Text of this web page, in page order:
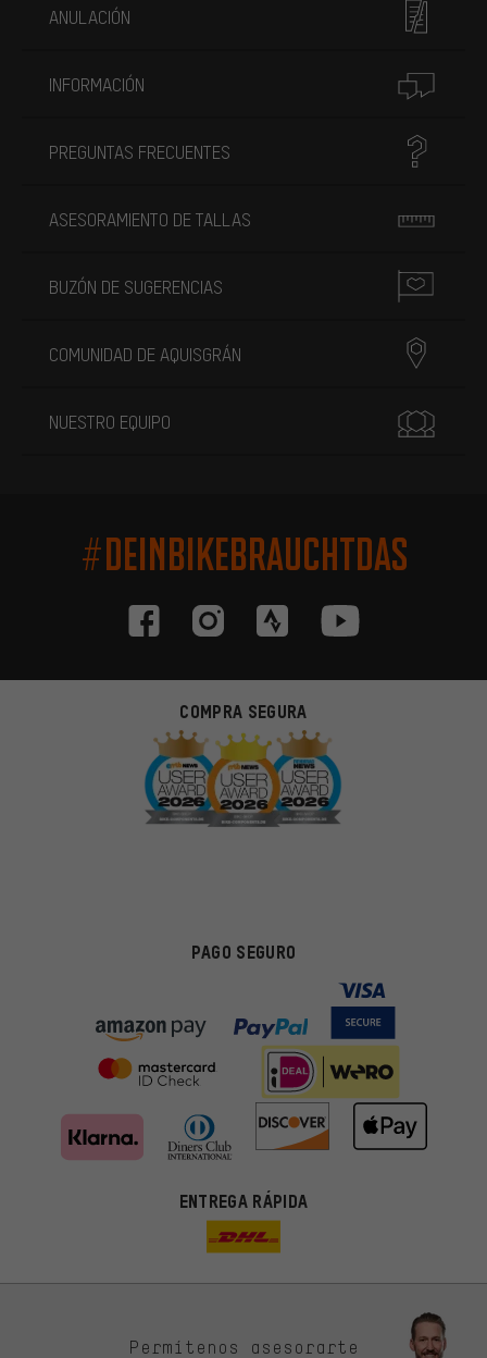
ANULACIÓN
INFORMACIÓN
PREGUNTAS FRECUENTES
ASESORAMIENTO DE TALLAS
BUZÓN DE SUGERENCIAS
COMUNIDAD DE AQUISGRÁN
NUESTRO EQUIPO
#DEINBIKEBRAUCHTDAS
COMPRA SEGURA
PAGO SEGURO
ENTREGA RÁPIDA
Permítenos asesorarte